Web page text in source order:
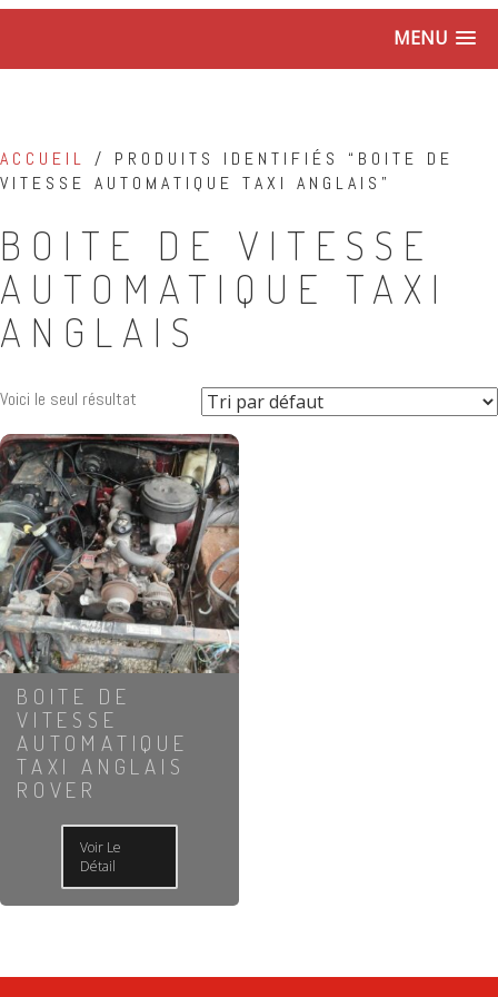
MENU
ACCUEIL / PRODUITS IDENTIFIÉS “BOITE DE
VITESSE AUTOMATIQUE TAXI ANGLAIS”
BOITE DE VITESSE
AUTOMATIQUE TAXI
ANGLAIS
Voici le seul résultat
BOITE DE
VITESSE
AUTOMATIQUE
TAXI ANGLAIS
ROVER
Voir Le
Détail